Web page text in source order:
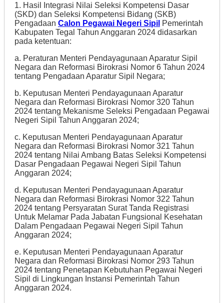
1. Hasil Integrasi Nilai Seleksi Kompetensi Dasar
(SKD) dan Seleksi Kompetensi Bidang (SKB)
Pengadaan Calon Pegawai Negeri Sipil Pemerintah
Kabupaten Tegal Tahun Anggaran 2024 didasarkan
pada ketentuan:
a. Peraturan Menteri Pendayagunaan Aparatur Sipil
Negara dan Reformasi Birokrasi Nomor 6 Tahun 2024
tentang Pengadaan Aparatur Sipil Negara;
b. Keputusan Menteri Pendayagunaan Aparatur
Negara dan Reformasi Birokrasi Nomor 320 Tahun
2024 tentang Mekanisme Seleksi Pengadaan Pegawai
Negeri Sipil Tahun Anggaran 2024;
c. Keputusan Menteri Pendayagunaan Aparatur
Negara dan Reformasi Birokrasi Nomor 321 Tahun
2024 tentang Nilai Ambang Batas Seleksi Kompetensi
Dasar Pengadaan Pegawai Negeri Sipil Tahun
Anggaran 2024;
d. Keputusan Menteri Pendayagunaan Aparatur
Negara dan Reformasi Birokrasi Nomor 322 Tahun
2024 tentang Persyaratan Surat Tanda Registrasi
Untuk Melamar Pada Jabatan Fungsional Kesehatan
Dalam Pengadaan Pegawai Negeri Sipil Tahun
Anggaran 2024;
e. Keputusan Menteri Pendayagunaan Aparatur
Negara dan Reformasi Birokrasi Nomor 293 Tahun
2024 tentang Penetapan Kebutuhan Pegawai Negeri
Sipil di Lingkungan Instansi Pemerintah Tahun
Anggaran 2024.